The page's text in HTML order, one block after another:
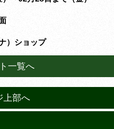
）ショップ
一覧へ
上部へ